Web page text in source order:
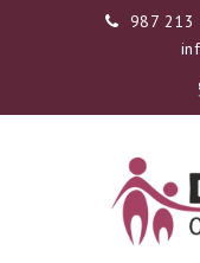
987 213